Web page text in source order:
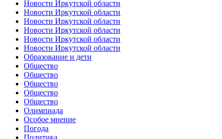
Новости Иркутской области
Новости Иркутской области
Новости Иркутской области
Новости Иркутской области
Новости Иркутской области
Новости Иркутской области
Образование и дети
Общество
Общество
Общество
Общество
Общество
Олимпиада
Особое мнение
Погода
Политика